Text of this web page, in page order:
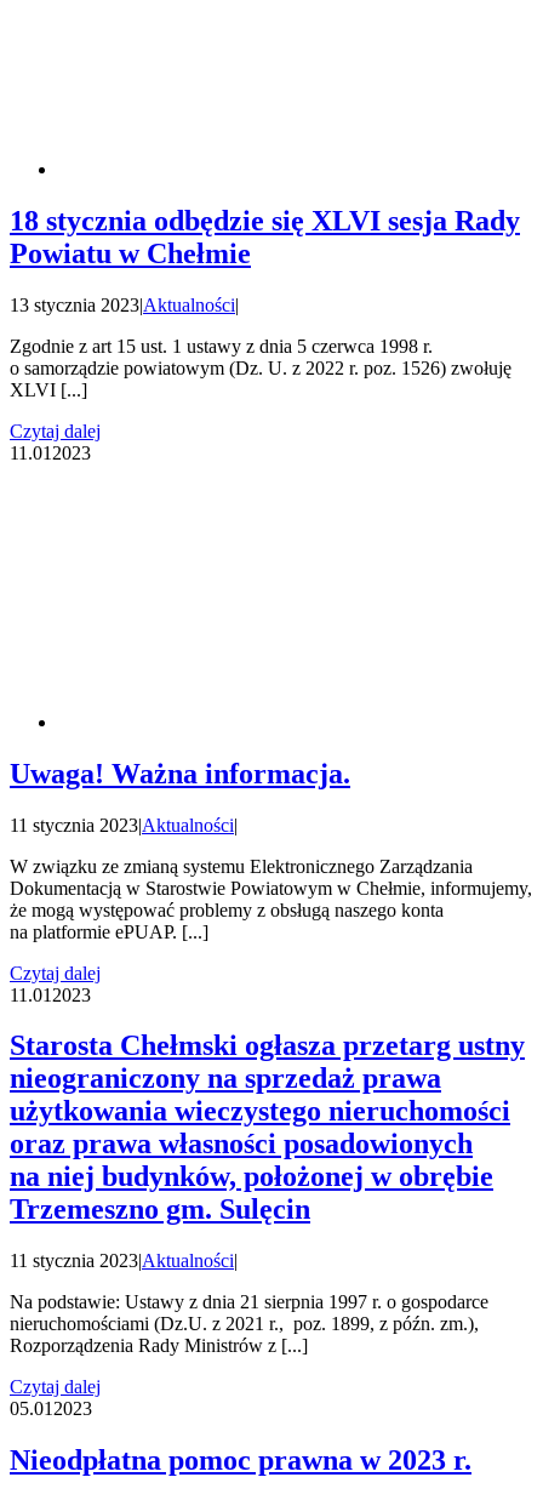
18 stycznia odbędzie się XLVI sesja Rady
Powiatu w Chełmie
13 stycznia 2023|Aktualności|
Zgodnie z art 15 ust. 1 ustawy z dnia 5 czerwca 1998 r.
o samorządzie powiatowym (Dz. U. z 2022 r. poz. 1526) zwołuję
XLVI [...]
Czytaj dalej
11.01 2023
Uwaga! Ważna informacja.
11 stycznia 2023|Aktualności|
W związku ze zmianą systemu Elektronicznego Zarządzania
Dokumentacją w Starostwie Powiatowym w Chełmie, informujemy,
że mogą występować problemy z obsługą naszego konta
na platformie ePUAP. [...]
Czytaj dalej
11.01 2023
Starosta Chełmski ogłasza przetarg ustny
nieograniczony na sprzedaż prawa
użytkowania wieczystego nieruchomości
oraz prawa własności posadowionych
na niej budynków, położonej w obrębie
Trzemeszno gm. Sulęcin
11 stycznia 2023|Aktualności|
Na podstawie: Ustawy z dnia 21 sierpnia 1997 r. o gospodarce
nieruchomościami (Dz.U. z 2021 r., poz. 1899, z późn. zm.),
Rozporządzenia Rady Ministrów z [...]
Czytaj dalej
05.01 2023
Nieodpłatna pomoc prawna w 2023 r.